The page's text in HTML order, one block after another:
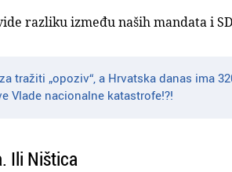
razliku između naših mandata i
tražiti „opoziv“, a Hrvatska danas ima
Vlade nacionalne katastrofe!?!
Ili Ništica